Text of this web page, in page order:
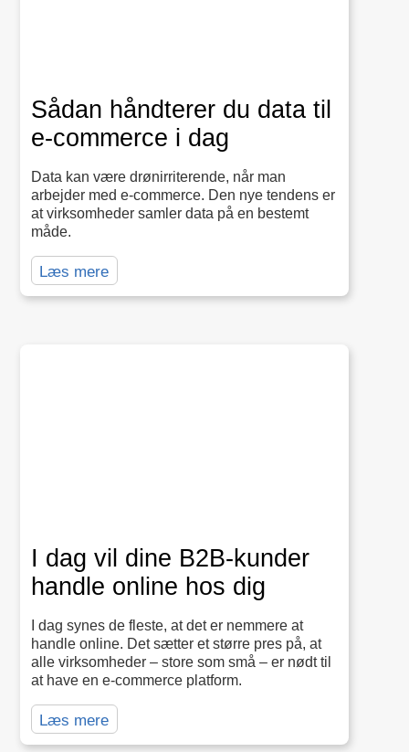
Sådan håndterer du data til
e-commerce i dag
Data kan være drønirriterende, når man
arbejder med e-commerce. Den nye tendens er
at virksomheder samler data på en bestemt
måde.
Læs mere
I dag vil dine B2B-kunder
handle online hos dig
I dag synes de fleste, at det er nemmere at
handle online. Det sætter et større pres på, at
alle virksomheder – store som små – er nødt til
at have en e-commerce platform.
Læs mere